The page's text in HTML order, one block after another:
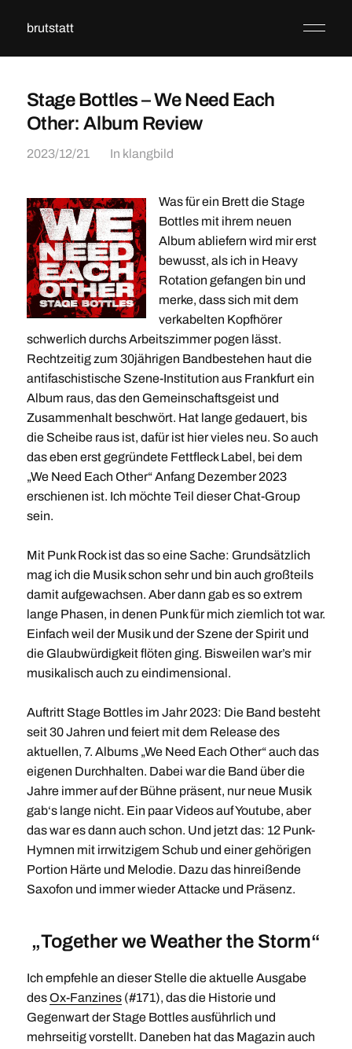
brutstatt
Stage Bottles – We Need Each
Other: Album Review
2023/12/21 In klangbild
Was für ein Brett die Stage
Bottles mit ihrem neuen
Album abliefern wird mir erst
bewusst, als ich in Heavy
Rotation gefangen bin und
merke, dass sich mit dem
verkabelten Kopfhörer
schwerlich durchs Arbeitszimmer pogen lässt.
Rechtzeitig zum 30jährigen Bandbestehen haut die
antifaschistische Szene-Institution aus Frankfurt ein
Album raus, das den Gemeinschaftsgeist und
Zusammenhalt beschwört. Hat lange gedauert, bis
die Scheibe raus ist, dafür ist hier vieles neu. So auch
das eben erst gegründete Fettfleck Label, bei dem
„We Need Each Other“ Anfang Dezember 2023
erschienen ist. Ich möchte Teil dieser Chat-Group
sein.
Mit Punk Rock ist das so eine Sache: Grundsätzlich
mag ich die Musik schon sehr und bin auch großteils
damit aufgewachsen. Aber dann gab es so extrem
lange Phasen, in denen Punk für mich ziemlich tot war.
Einfach weil der Musik und der Szene der Spirit und
die Glaubwürdigkeit flöten ging. Bisweilen war’s mir
musikalisch auch zu eindimensional.
Auftritt Stage Bottles im Jahr 2023: Die Band besteht
seit 30 Jahren und feiert mit dem Release des
aktuellen, 7. Albums „We Need Each Other“ auch das
eigenen Durchhalten. Dabei war die Band über die
Jahre immer auf der Bühne präsent, nur neue Musik
gab‘s lange nicht. Ein paar Videos auf Youtube, aber
das war es dann auch schon. Und jetzt das: 12 Punk-
Hymnen mit irrwitzigem Schub und einer gehörigen
Portion Härte und Melodie. Dazu das hinreißende
Saxofon und immer wieder Attacke und Präsenz.
„Together we Weather the Storm“
Ich empfehle an dieser Stelle die aktuelle Ausgabe
desOx-Fanzines(#171), das die Historie und
Gegenwart der Stage Bottles ausführlich und
mehrseitig vorstellt. Daneben hat das Magazin auch